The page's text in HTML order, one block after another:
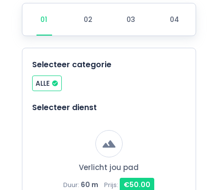
Selecteer categorie
ALLE
Selecteer dienst
Verlicht jou pad
Duur: 60 m Prijs: €50.00